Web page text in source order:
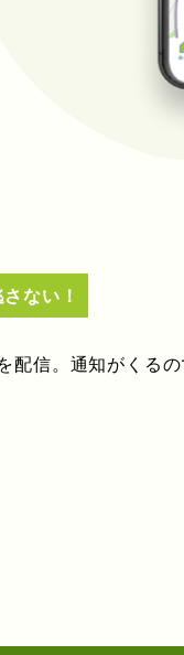
ない！
配信。通知がくる